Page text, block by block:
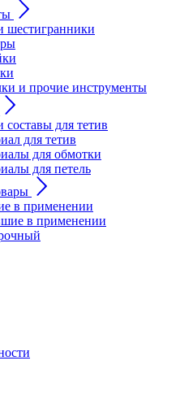
шестигранники
и прочие инструменты
составы для тетив
для тетив
для обмотки
для петель
в применении
в применении